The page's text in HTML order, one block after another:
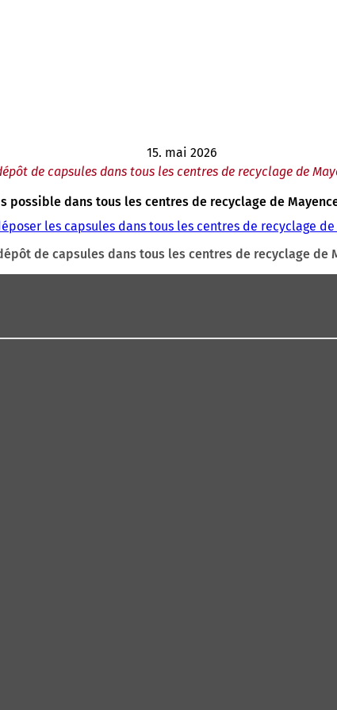
15. mai 2026
de capsules dans tous les centres de recyclage de
possible dans tous les centres de recyclage de
les capsules dans tous les centres de recyclage
de capsules dans tous les centres de recyclage de